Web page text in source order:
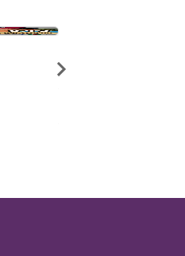
Victor Sousa Silva